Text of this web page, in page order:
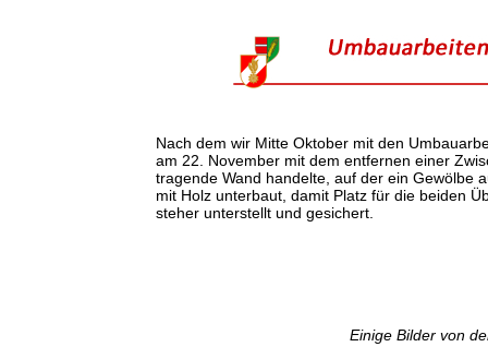
Nach dem wir Mitte Oktober mit den
am 22. November mit dem entfernen einer
tragende Wand handelte, auf der ein Gewölbe
mit Holz unterbaut, damit Platz für die beiden
steher unterstellt und gesichert.
Einige Bilder von